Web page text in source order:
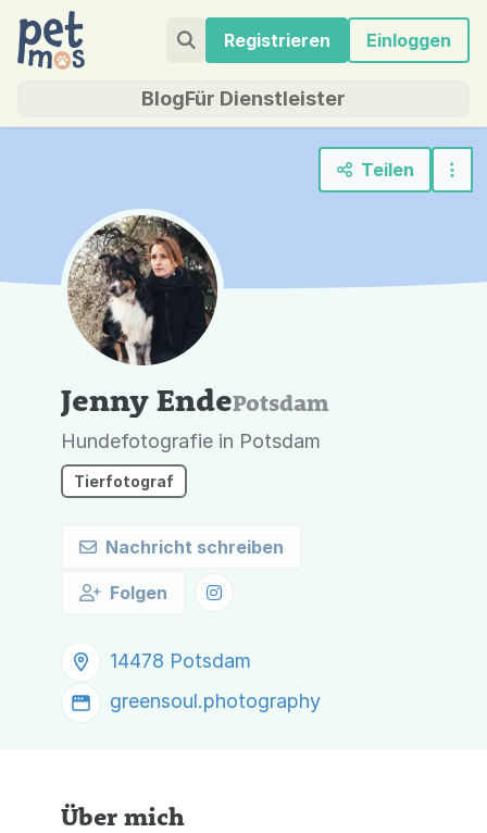
Registrieren Einloggen
BlogFür Dienstleister
Teilen
Jenny EndePotsdam
Hundefotografie in Potsdam
Tierfotograf
Nachricht schreiben
Folgen
14478 Potsdam
greensoul.photography
Über mich